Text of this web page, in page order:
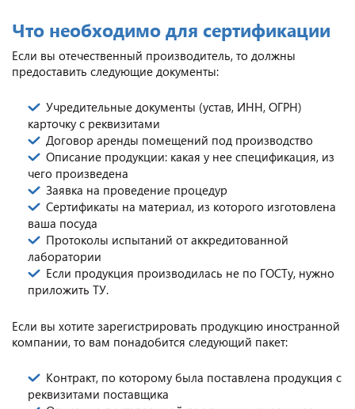
Что необходимо для сертификации
Если вы отечественный производитель, то должны
предоставить следующие документы:
Учредительные документы (устав, ИНН, ОГРН)
карточку с реквизитами
Договор аренды помещений под производство
Описание продукции: какая у нее спецификация, из
чего произведена
Заявка на проведение процедур
Сертификаты на материал, из которого изготовлена
ваша посуда
Протоколы испытаний от аккредитованной
лаборатории
Если продукция производилась не по ГОСТу, нужно
приложить ТУ.
Если вы хотите зарегистрировать продукцию иностранной
компании, то вам понадобится следующий пакет:
Контракт, по которому была поставлена продукция с
реквизитами поставщика